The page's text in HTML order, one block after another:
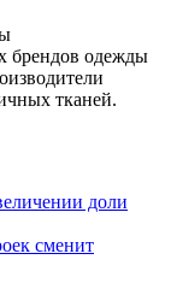
брендов одежды
тканей.
доли
сменит